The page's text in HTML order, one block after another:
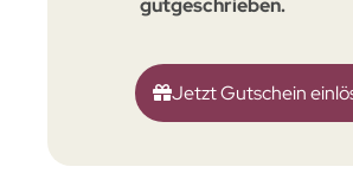
gutgeschrieben.
Jetzt Gutschein